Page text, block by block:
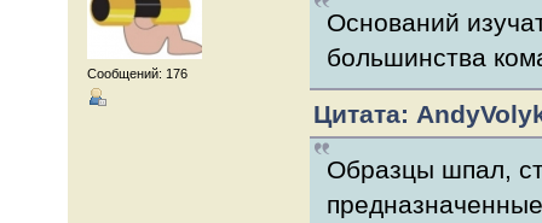
Сообщений: 176
Оснований
большинства
Цитата:
Образцы шпал,